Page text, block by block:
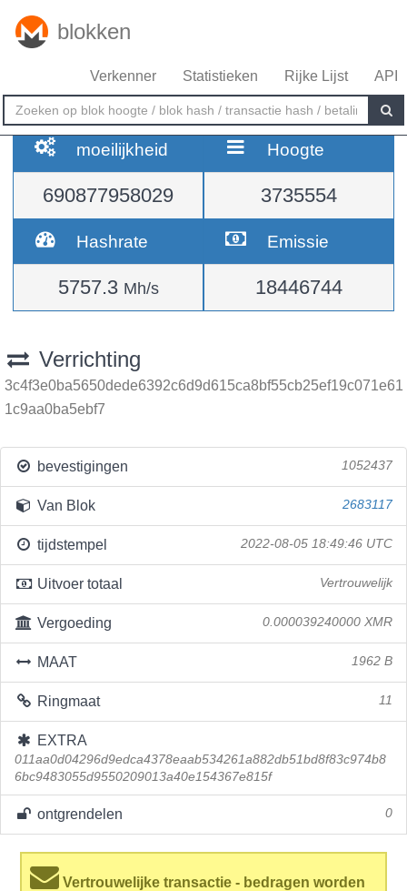
blokken
Verkenner Statistieken Rijke Lijst API
moeilijkheid
690877958029
Hoogte
3735554
Hashrate
5757.3 Mh/s
Emissie
18446744
Verrichting
3c4f3e0ba5650dede6392c6d9d615ca8bf55cb25ef19c071e61
1c9aa0ba5ebf7
bevestigingen 1052437
Van Blok 2683117
tijdstempel 2022-08-05 18:49:46 UTC
Uitvoer totaal Vertrouwelijk
Vergoeding 0.000039240000 XMR
MAAT 1962 B
Ringmaat 11
EXTRA
011aa0d04296d9edca4378eaab534261a882db51bd8f83c974b8
6bc9483055d9550209013a40e154367e815f
ontgrendelen 0
Vertrouwelijke transactie - bedragen worden